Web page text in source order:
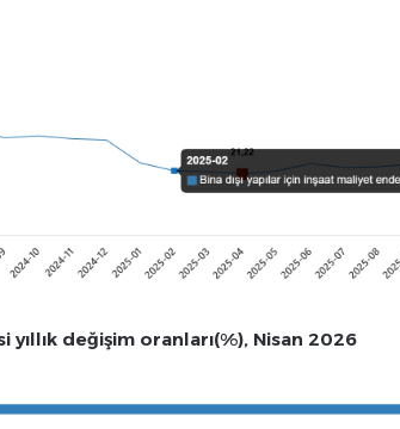
değişim oranları(%), Nisan 2026